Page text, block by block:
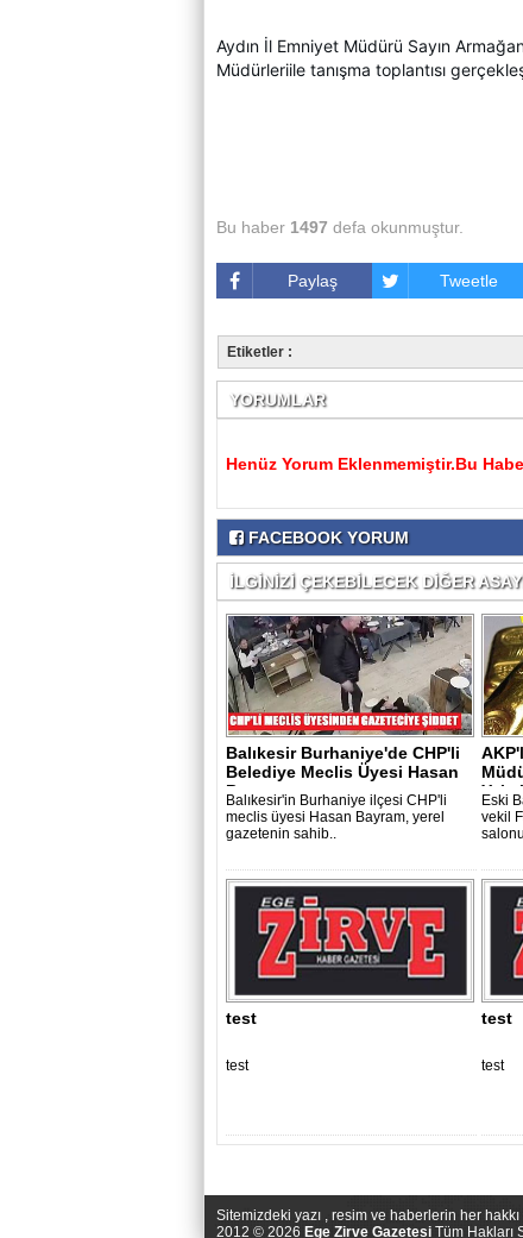
Aydın İl Emniyet Müdürü Sayın
Müdürleriile tanışma toplantısı
Bu haber 1497 defa okunmuştur.
Paylaş Tweetle
Etiketler :
YORUMLAR
Henüz Yorum Eklenmemiştir.Bu
FACEBOOK YORUM
İLGİNİZİ ÇEKEBİLECEK DİĞER
Balıkesir Burhaniye'de CHP'li
Belediye Meclis Üyesi Hasan
Ba..
Balıkesir'in Burhaniye ilçesi CHP'li
meclis üyesi Hasan Bayram, yerel
gazetenin sahib..
Eski
vekil
test
test
test
test
Sitemizdeki yazı , resim ve haberlerin her
2012 © 2026 Ege Zirve Gazetesi Tüm Hakları